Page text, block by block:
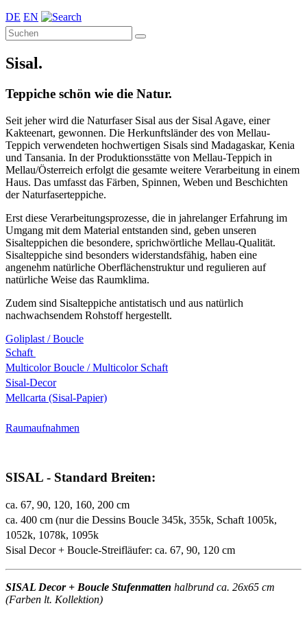
DE EN
Sisal.
Teppiche schön wie die Natur.
Seit jeher wird die Naturfaser Sisal aus der Sisal Agave, einer
Kakteenart, gewonnen. Die Herkunftsländer des von Mellau-
Teppich verwendeten hochwertigen Sisals sind Madagaskar, Kenia
und Tansania. In der Produktionsstätte von Mellau-Teppich in
Mellau/Österreich erfolgt die gesamte weitere Verarbeitung in einem
Haus. Das umfasst das Färben, Spinnen, Weben und Beschichten
der Naturfaserteppiche.
Erst diese Verarbeitungsprozesse, die in jahrelanger Erfahrung im
Umgang mit dem Material entstanden sind, geben unseren
Sisalteppichen die besondere, sprichwörtliche Mellau-Qualität.
Sisalteppiche sind besonders widerstandsfähig, haben eine
angenehm natürliche Oberflächenstruktur und regulieren auf
natürliche Weise das Raumklima.
Zudem sind Sisalteppiche antistatisch und aus natürlich
nachwachsendem Rohstoff hergestellt.
Goliplast / Boucle
Schaft
Multicolor Boucle / Multicolor Schaft
Sisal-Decor
Mellcarta (Sisal-Papier)
Raumaufnahmen
SISAL - Standard Breiten:
ca. 67, 90, 120, 160, 200 cm
ca. 400 cm (nur die Dessins Boucle 345k, 355k, Schaft 1005k,
1052k, 1078k, 1095k
Sisal Decor + Boucle-Streifläufer: ca. 67, 90, 120 cm
SISAL Decor + Boucle Stufenmatten halbrund ca. 26x65 cm
(Farben lt. Kollektion)